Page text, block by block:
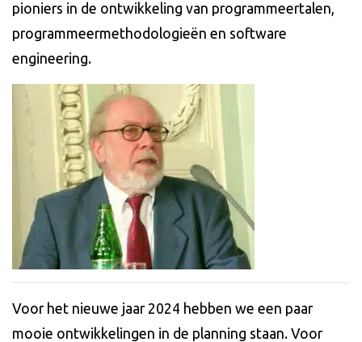
pioniers in de ontwikkeling van programmeertalen,
programmeermethodologieën en software
engineering.
Voor het nieuwe jaar 2024 hebben we een paar
mooie ontwikkelingen in de planning staan. Voor